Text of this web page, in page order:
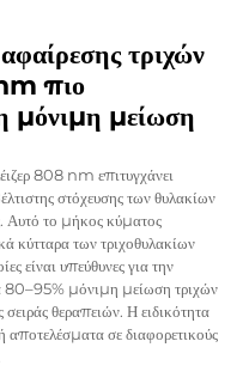
τριχών
πιο
μόνιμη μείωση
808 nm επιτυγχάνει
στόχευσης των θυλακίων
Αυτό το μήκος κύματος
κύτταρα των τριχοθυλακίων
είναι υπεύθυνες για την
80–95% μόνιμη μείωση τριχών
θεραπειών. Η ειδικότητα
αποτελέσματα σε διαφορετικούς